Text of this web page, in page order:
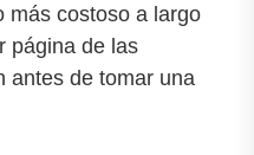
más costoso a largo
página de las
antes de tomar una